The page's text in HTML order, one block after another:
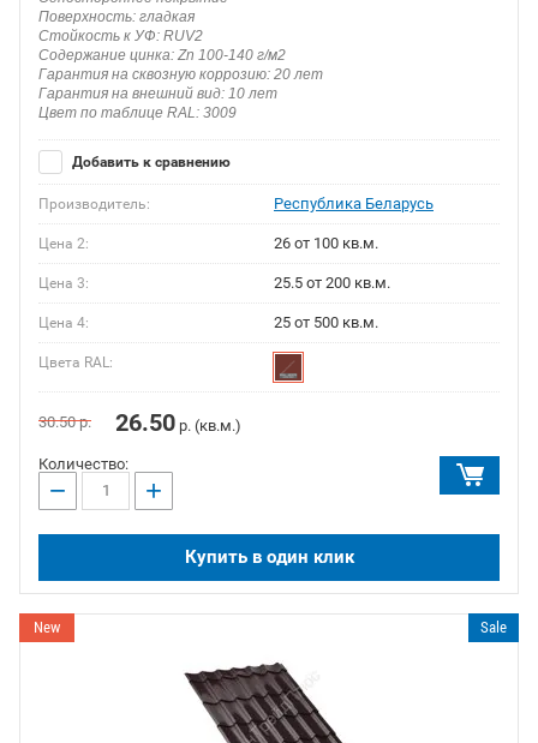
Поверхность: гладкая
Стойкость к УФ: RUV2
Содержание цинка: Zn 100-140 г/м2
Гарантия на сквозную коррозию: 20 лет
Гарантия на внешний вид: 10 лет
Цвет по таблице RAL: 3009
Добавить к сравнению
Производитель: Республика Беларусь
Цена 2: 26 от 100 кв.м.
Цена 3: 25.5 от 200 кв.м.
Цена 4: 25 от 500 кв.м.
Цвета RAL:
30.50р. 26.50 р. (кв.м.)
Количество:
− +
Купить в один клик
New Sale